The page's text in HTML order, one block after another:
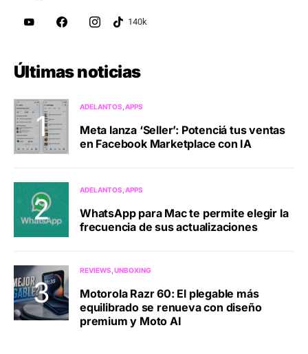
Últimas noticias
ADELANTOS APPS
Meta lanza ‘Seller’: Potenciá tus ventas
en Facebook Marketplace con IA
ADELANTOS APPS
WhatsApp para Mac te permite elegir la
frecuencia de sus actualizaciones
REVIEWS UNBOXING
Motorola Razr 60: El plegable más
equilibrado se renueva con diseño
premium y Moto AI